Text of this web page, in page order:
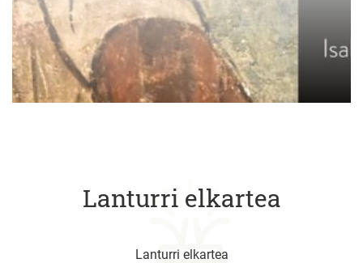
Lanturri elkartea
Lanturri elkartea